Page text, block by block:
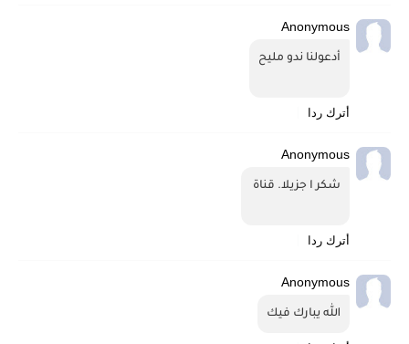
Anonymous
أدعولنا ندو مليح
أترك ردا
Anonymous
شكر ا جزيلا. قناة
أترك ردا
Anonymous
الله يبارك فيك